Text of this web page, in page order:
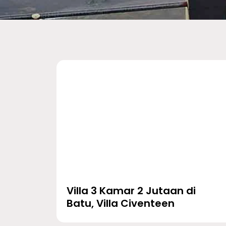
Villa 3 Kamar 2 Jutaan di
Batu, Villa Civenteen